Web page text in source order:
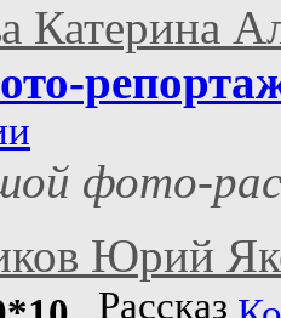
Катерина
фото-
Юрий